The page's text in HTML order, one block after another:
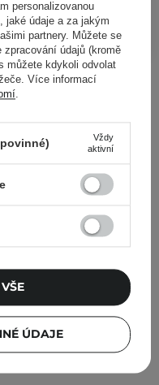
DO KOŠÍKU
prohlédli
personalizovanou
jaké údaje a za jakým
partnery. Můžete se
údajů (kromě
můžete kdykoli odvolat
Více informací
Vždy
aktivní
ÚDAJE